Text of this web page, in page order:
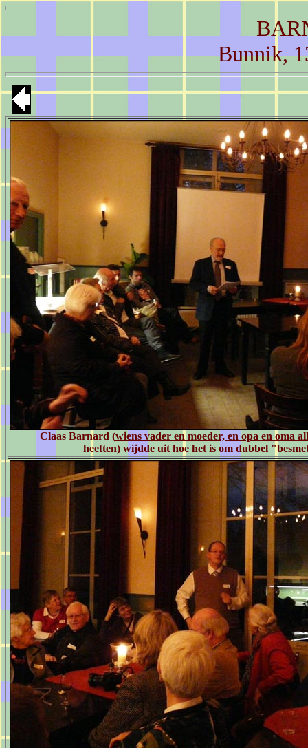
Bunnik,
Claas Barnard (wiens vader en moeder, en opa en oma
heetten) wijdde uit hoe het is om dubbel